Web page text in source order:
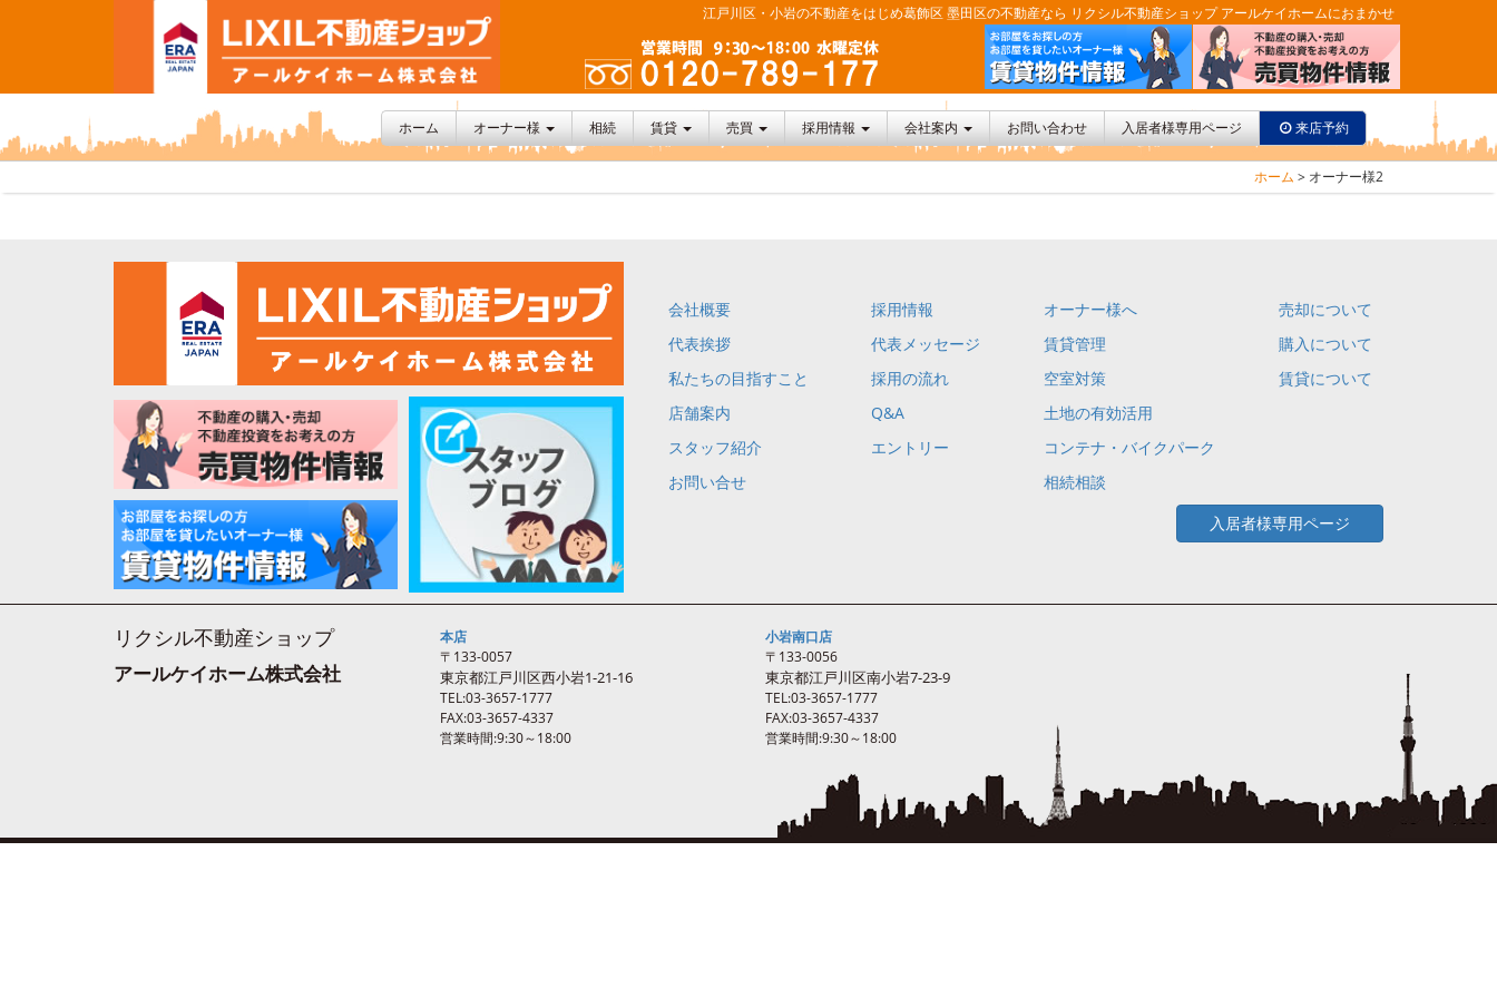
江戸川区・小岩の不動産をはじめ葛飾区 墨田区の不動産なら リクシル不動産ショップ アールケイホームにおまかせ
ホーム オーナー様 相続 賃貸 売買 採用情報 会社案内 お問い合わせ 入居者様専用ページ 来店予約
ホーム > オーナー様2
会社概要
代表挨拶
私たちの目指すこと
店舗案内
スタッフ紹介
お問い合せ
採用情報
代表メッセージ
採用の流れ
Q&A
エントリー
オーナー様へ
賃貸管理
空室対策
土地の有効活用
コンテナ・バイクパーク
相続相談
売却について
購入について
賃貸について
入居者様専用ページ
リクシル不動産ショップ
アールケイホーム株式会社
本店
〒133-0057
東京都江戸川区西小岩1-21-16
TEL:03-3657-1777
FAX:03-3657-4337
営業時間:9:30～18:00
小岩南口店
〒133-0056
東京都江戸川区南小岩7-23-9
TEL:03-3657-1777
FAX:03-3657-4337
営業時間:9:30～18:00